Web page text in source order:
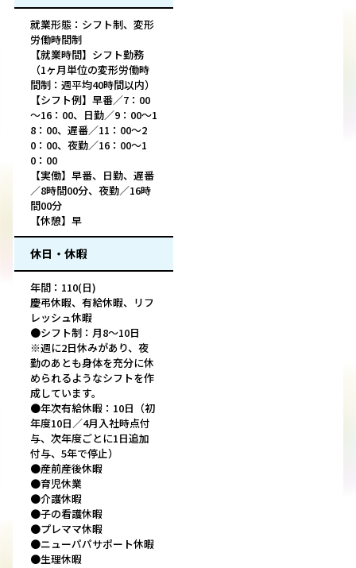
就業形態：シフト制、変形
労働時間制
【就業時間】シフト勤務
（1ヶ月単位の変形労働時
間制：週平均40時間以内）
【シフト例】早番／7：00
～16：00、日勤／9：00～1
8：00、遅番／11：00～2
0：00、夜勤／16：00～1
0：00
【実働】早番、日勤、遅番
／8時間00分、夜勤／16時
間00分
【休憩】早
休日・休暇
年間：110(日)
慶弔休暇、有給休暇、リフ
レッシュ休暇
●シフト制：月8～10日
※週に2日休みがあり、夜
勤のあとも身体を充分に休
められるようなシフトを作
成しています。
●年次有給休暇：10日（初
年度10日／4月入社時点付
与、次年度ごとに1日追加
付与、5年で停止）
●産前産後休暇
●育児休業
●介護休暇
●子の看護休暇
●プレママ休暇
●ニューパパサポート休暇
●生理休暇